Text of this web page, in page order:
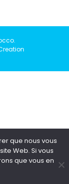
que nous vous
Web. Si vous
que vous en